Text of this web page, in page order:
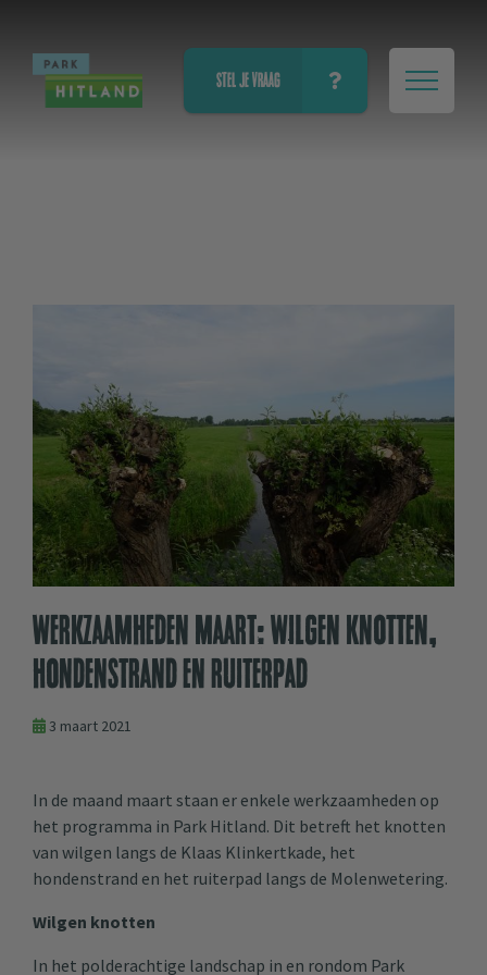
STEL JE VRAAG
Werkzaamheden maart: wilgen knotten,
hondenstrand en ruiterpad
3 maart 2021
In de maand maart staan er enkele werkzaamheden op
het programma in Park Hitland. Dit betreft het knotten
van wilgen langs de Klaas Klinkertkade, het
hondenstrand en het ruiterpad langs de Molenwetering.
Wilgen knotten
In het polderachtige landschap in en rondom Park